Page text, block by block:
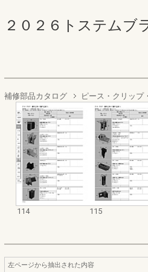
２０２６トステムブ
補修部品カタログ ピース・クリップ
114 115
左ページから抽出された内容